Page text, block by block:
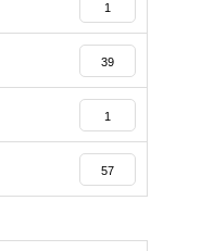
1
39
1
57